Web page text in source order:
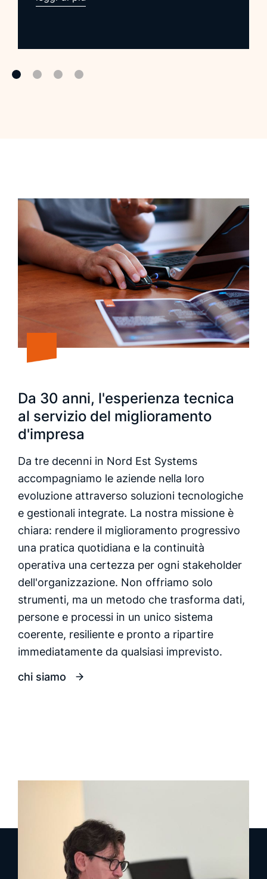
infrastrutture IT si è spostata dal concetto
informazioni. Questo […]...
Da 30 anni, l'esperienza tecnica
al servizio del miglioramento
d'impresa
Da tre decenni in Nord Est Systems
accompagniamo le aziende nella loro
evoluzione attraverso soluzioni tecnologiche
e gestionali integrate. La nostra missione è
chiara: rendere il miglioramento progressivo
una pratica quotidiana e la continuità
operativa una certezza per ogni stakeholder
dell'organizzazione. Non offriamo solo
strumenti, ma un metodo che trasforma dati,
persone e processi in un unico sistema
coerente, resiliente e pronto a ripartire
immediatamente da qualsiasi imprevisto.
chi siamo